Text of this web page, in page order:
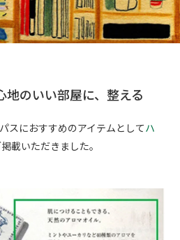
のいい部屋に、整える
スにおすすめのアイテムとしてハ
載いただきました。